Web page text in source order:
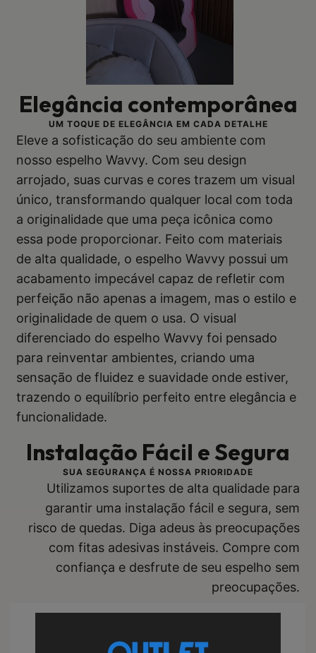
Elegância contemporânea
UM TOQUE DE ELEGÂNCIA EM CADA DETALHE
Eleve a sofisticação do seu ambiente com
nosso espelho Wavvy. Com seu design
arrojado, suas curvas e cores trazem um visual
único, transformando qualquer local com toda
a originalidade que uma peça icônica como
essa pode proporcionar. Feito com materiais
de alta qualidade, o espelho Wavvy possui um
acabamento impecável capaz de refletir com
perfeição não apenas a imagem, mas o estilo e
originalidade de quem o usa. O visual
diferenciado do espelho Wavvy foi pensado
para reinventar ambientes, criando uma
sensação de fluidez e suavidade onde estiver,
trazendo o equilíbrio perfeito entre elegância e
funcionalidade.
Instalação Fácil e Segura
SUA SEGURANÇA É NOSSA PRIORIDADE
Utilizamos suportes de alta qualidade para
garantir uma instalação fácil e segura, sem
risco de quedas. Diga adeus às preocupações
com fitas adesivas instáveis. Compre com
confiança e desfrute de seu espelho sem
preocupações.